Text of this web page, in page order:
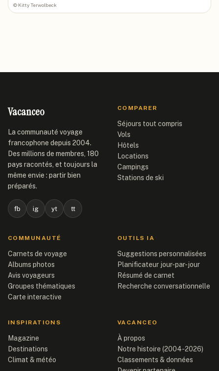
© Kitty Terwolbeck
Vacanceo
La communauté voyage
francophone depuis 2004.
Des millions de membres, 180
pays racontés, et toujours la
même envie : partir bien
préparés.
fb ig yt tt
COMPARER
Séjours tout compris
Vols
Hôtels
Locations
Campings
Stations de ski
COMMUNAUTÉ
Carnets de voyage
Albums photos
Avis voyageurs
Groupes thématiques
Carte interactive
OUTILS IA
Suggestions personnalisées
Planificateur jour-par-jour
Résumé de carnet
Recherche conversationnelle
INSPIRATIONS
Magazine
Destinations
Climat & météo
VACANCEO
À propos
Notre histoire (2004-2026)
Classements & données